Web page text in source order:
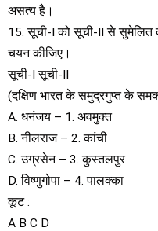
असत्य है।
15. सूची-I को सूची-II से सुमेलित
चयन कीजिए।
सूची-I सूची-II
(दक्षिण भारत के समुद्रगुप्त के
A. धनंजय – 1. अवमुक्त
B. नीलराज – 2. कांची
C. उग्रसेन – 3. कुस्तलपुर
D. विष्णुगोपा – 4. पालक्का
कूट :
A B C D